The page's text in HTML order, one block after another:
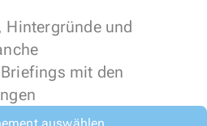
Hintergründe und
mit den